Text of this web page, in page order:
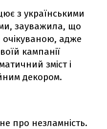
з українськими
зауважила, що
очікуваною, адже
кампанії
зміст і
декором.
про незламність.